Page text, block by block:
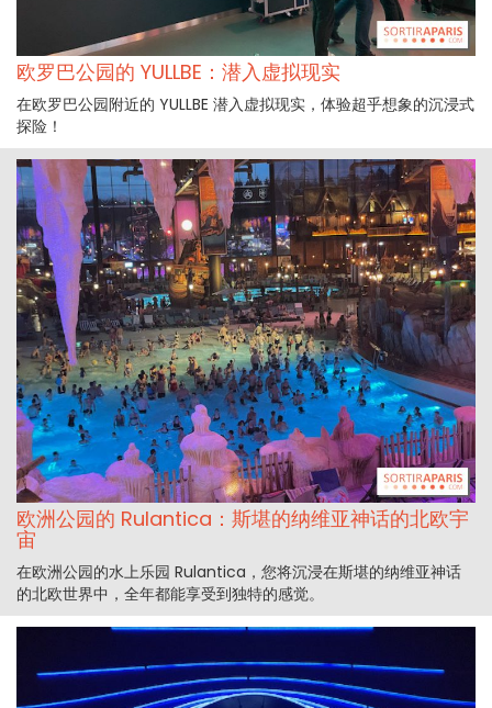
欧罗巴公园的 YULLBE：潜入虚拟现实
在欧罗巴公园附近的 YULLBE 潜入虚拟现实，体验超乎想象的沉浸式
探险！
欧洲公园的 Rulantica：斯堪的纳维亚神话的北欧宇
宙
在欧洲公园的水上乐园 Rulantica，您将沉浸在斯堪的纳维亚神话
的北欧世界中，全年都能享受到独特的感觉。